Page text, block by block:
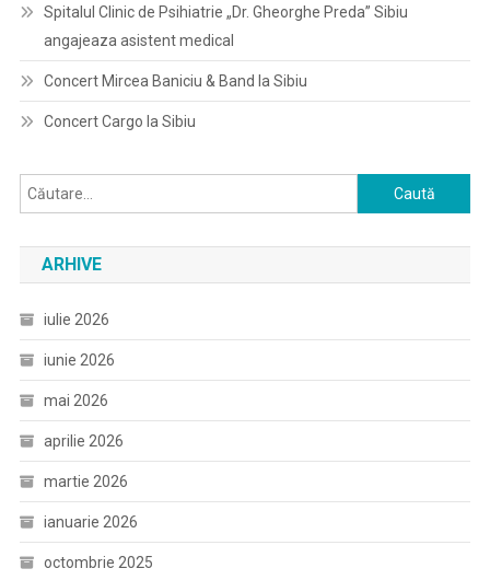
Spitalul Clinic de Psihiatrie „Dr. Gheorghe Preda” Sibiu
angajeaza asistent medical
Concert Mircea Baniciu & Band la Sibiu
Concert Cargo la Sibiu
Caută
după:
ARHIVE
iulie 2026
iunie 2026
mai 2026
aprilie 2026
martie 2026
ianuarie 2026
octombrie 2025